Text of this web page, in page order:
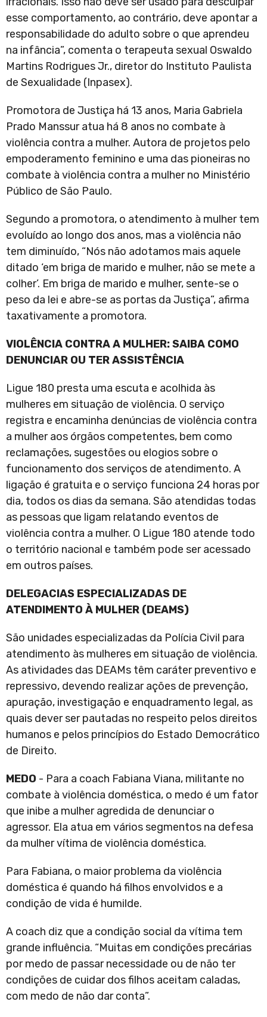
esse comportamento, ao contrário, deve apontar a
responsabilidade do adulto sobre o que aprendeu
na infância”, comenta o terapeuta sexual Oswaldo
Martins Rodrigues Jr., diretor do Instituto Paulista
de Sexualidade (Inpasex).
Promotora de Justiça há 13 anos, Maria Gabriela
Prado Manssur atua há 8 anos no combate à
violência contra a mulher. Autora de projetos pelo
empoderamento feminino e uma das pioneiras no
combate à violência contra a mulher no Ministério
Público de São Paulo.
Segundo a promotora, o atendimento à mulher tem
evoluído ao longo dos anos, mas a violência não
tem diminuído, “Nós não adotamos mais aquele
ditado ‘em briga de marido e mulher, não se mete a
colher’. Em briga de marido e mulher, sente-se o
peso da lei e abre-se as portas da Justiça”, afirma
taxativamente a promotora.
VIOLÊNCIA CONTRA A MULHER: SAIBA COMO
DENUNCIAR OU TER ASSISTÊNCIA
Ligue 180 presta uma escuta e acolhida às
mulheres em situação de violência. O serviço
registra e encaminha denúncias de violência contra
a mulher aos órgãos competentes, bem como
reclamações, sugestões ou elogios sobre o
funcionamento dos serviços de atendimento. A
ligação é gratuita e o serviço funciona 24 horas por
dia, todos os dias da semana. São atendidas todas
as pessoas que ligam relatando eventos de
violência contra a mulher. O Ligue 180 atende todo
o território nacional e também pode ser acessado
em outros países.
DELEGACIAS ESPECIALIZADAS DE
ATENDIMENTO À MULHER (DEAMS)
São unidades especializadas da Polícia Civil para
atendimento às mulheres em situação de violência.
As atividades das DEAMs têm caráter preventivo e
repressivo, devendo realizar ações de prevenção,
apuração, investigação e enquadramento legal, as
quais dever ser pautadas no respeito pelos direitos
humanos e pelos princípios do Estado Democrático
de Direito.
MEDO - Para a coach Fabiana Viana, militante no
combate à violência doméstica, o medo é um fator
que inibe a mulher agredida de denunciar o
agressor. Ela atua em vários segmentos na defesa
da mulher vítima de violência doméstica.
Para Fabiana, o maior problema da violência
doméstica é quando há filhos envolvidos e a
condição de vida é humilde.
A coach diz que a condição social da vítima tem
grande influência. “Muitas em condições precárias
por medo de passar necessidade ou de não ter
condições de cuidar dos filhos aceitam caladas,
com medo de não dar conta”.